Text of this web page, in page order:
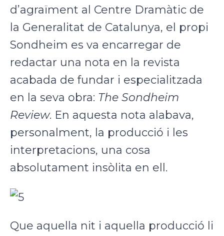
d’agraïment al Centre Dramàtic de
la Generalitat de Catalunya, el propi
Sondheim es va encarregar de
redactar una nota en la revista
acabada de fundar i especialitzada
en la seva obra: The Sondheim
Review. En aquesta nota alabava,
personalment, la producció i les
interpretacions, una cosa
absolutament insòlita en ell.
Que aquella nit i aquella producció li